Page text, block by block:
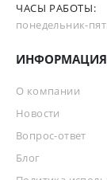
ЧАСЫ РАБОТЫ:
понедельник-
ИНФОРМАЦИЯ
О компании
Новости
Вопрос-ответ
Блог